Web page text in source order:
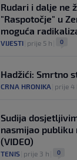
Rudari i dalje ne
"Raspotočje" u
moguća
VIJESTI prije 5 h 0
Hadžići: Smrtno
CRNA HRONIKA prije 4
Sudija
nasmijao publiku
(VIDEO)
TENIS prije 3 h 0